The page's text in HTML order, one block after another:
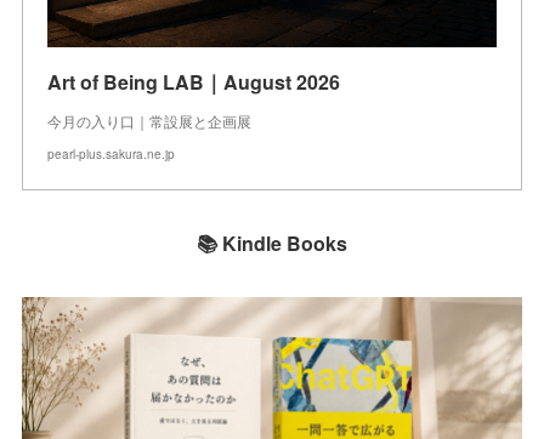
Art of Being LAB｜August 2026
今月の入り口｜常設展と企画展
pearl-plus.sakura.ne.jp
📚 Kindle Books